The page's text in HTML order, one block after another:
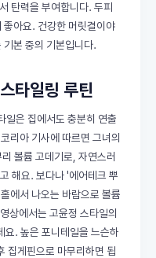
탄력을 부여합니다. 두피
좋아요. 건강한 머릿결이야
기본 중의 기본입니다.
타일링 루틴
일은 집에서도 충분히 연출
리아 기사에 따르면 그녀의
볼륨 고데기로, 자연스러
해요. 보다나 '에어테크 뿌
에서 나오는 바람으로 볼륨
상에서는 고윤정 스타일의
요. 높은 포니테일을 느슨하
집게핀으로 마무리하면 됩